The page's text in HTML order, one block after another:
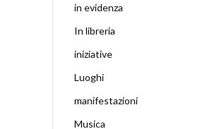
in evidenza
In libreria
iniziative
Luoghi
manifestazioni
Musica